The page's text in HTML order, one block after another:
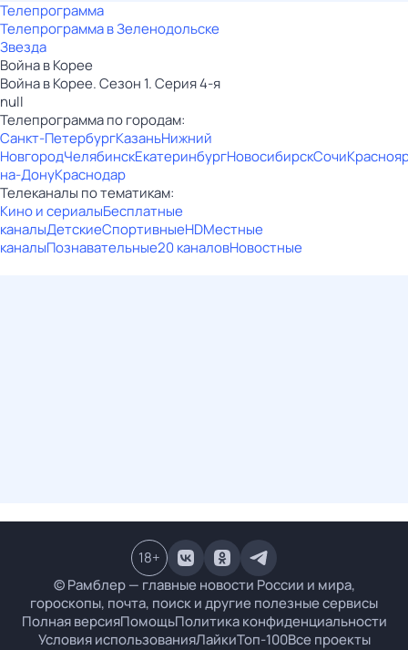
Телепрограмма
Телепрограмма в Зеленодольске
Звезда
Война в Корее
Война в Корее. Сезон 1. Серия 4-я
null
Телепрограмма по городам:
Санкт-ПетербургКазаньНижний
НовгородЧелябинскЕкатеринбургНовосибирскСочи
на-ДонуКраснодар
Телеканалы по тематикам:
Кино и сериалыБесплатные
каналыДетскиеСпортивныеHDМестные
каналыПознавательные20 каналовНовостные
© Рамблер — главные новости России и мира,
гороскопы, почта, поиск и другие полезные сервисы
Полная версияПомощьПолитика конфиденциальности
Условия использованияЛайкиТоп-100Все проекты
18+